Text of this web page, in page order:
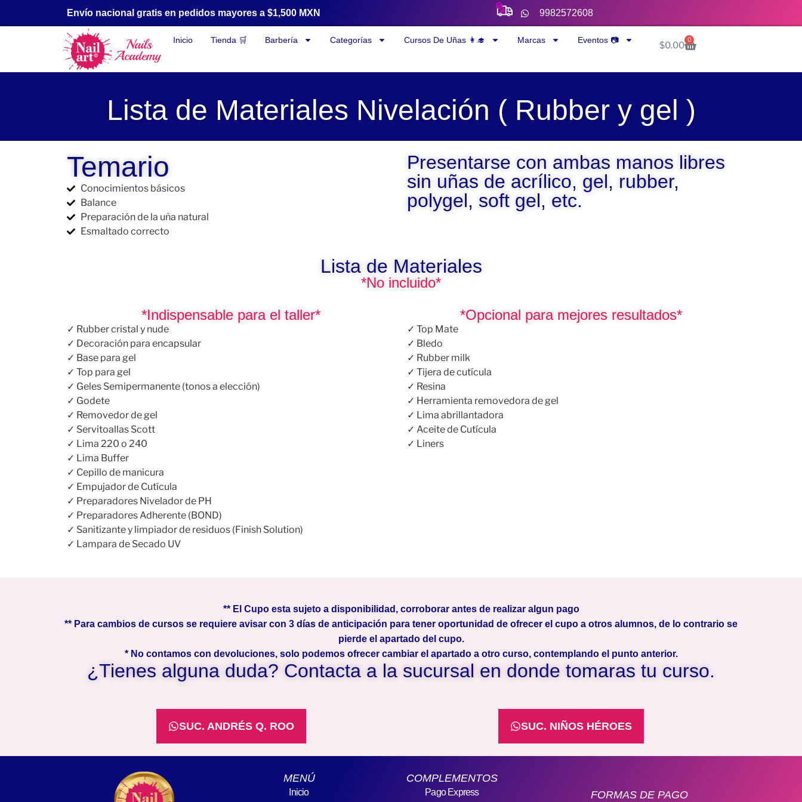
Envío nacional gratis en pedidos mayores a $1,500 MXN 9982572608
Inicio Tienda 🛒 Barbería Categorías Cursos De Uñas 👩‍🎓 Marcas Eventos 📷 $0.00
0
Lista de Materiales Nivelación ( Rubber y gel )
Temario
Conocimientos básicos
Balance
Preparación de la uña natural
Esmaltado correcto
Presentarse con ambas manos libres
sin uñas de acrílico, gel, rubber,
polygel, soft gel, etc.
Lista de Materiales
*No incluido*
*Indispensable para el taller*
✓ Rubber cristal y nude
✓ Decoración para encapsular
✓ Base para gel
✓ Top para gel
✓ Geles Semipermanente (tonos a elección)
✓ Godete
✓ Removedor de gel
✓ Servitoallas Scott
✓ Lima 220 o 240
✓ Lima Buffer
✓ Cepillo de manicura
✓ Empujador de Cutícula
✓ Preparadores Nivelador de PH
✓ Preparadores Adherente (BOND)
✓ Sanitizante y limpiador de residuos (Finish Solution)
✓ Lampara de Secado UV
*Opcional para mejores resultados*
✓ Top Mate
✓ Bledo
✓ Rubber milk
✓ Tijera de cutícula
✓ Resina
✓ Herramienta removedora de gel
✓ Lima abrillantadora
✓ Aceite de Cutícula
✓ Liners
** El Cupo esta sujeto a disponibilidad, corroborar antes de realizar algun pago
** Para cambios de cursos se requiere avisar con 3 días de anticipación para tener oportunidad de ofrecer el cupo a otros alumnos, de lo contrario se
pierde el apartado del cupo.
* No contamos con devoluciones, solo podemos ofrecer cambiar el apartado a otro curso, contemplando el punto anterior.
¿Tienes alguna duda? Contacta a la sucursal en donde tomaras tu curso.
SUC. ANDRÉS Q. ROO SUC. NIÑOS HÉROES
MENÚ
Inicio
COMPLEMENTOS
Pago Express
FORMAS DE PAGO